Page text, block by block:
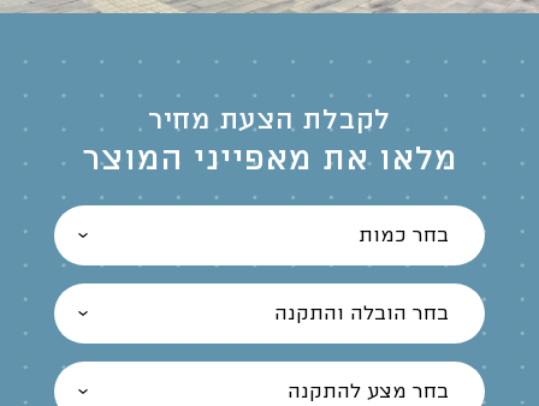
לקבלת הצעת מחיר
מלאו את מאפייני המוצר
בחר כמות
בחר הובלה והתקנה
בחר מצע להתקנה